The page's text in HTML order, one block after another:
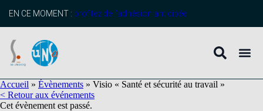
EN CE MOMENT : profitez de l’adhésion anticipée
Accueil » Évènements » Visio « Santé et sécurité au travail »
< Retour aux événements
Cet évènement est passé.